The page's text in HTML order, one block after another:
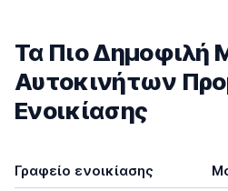
Τα Πιο Δημοφιλή
Αυτοκινήτων
Ενοικίασης
Γραφείο ενοικίασης